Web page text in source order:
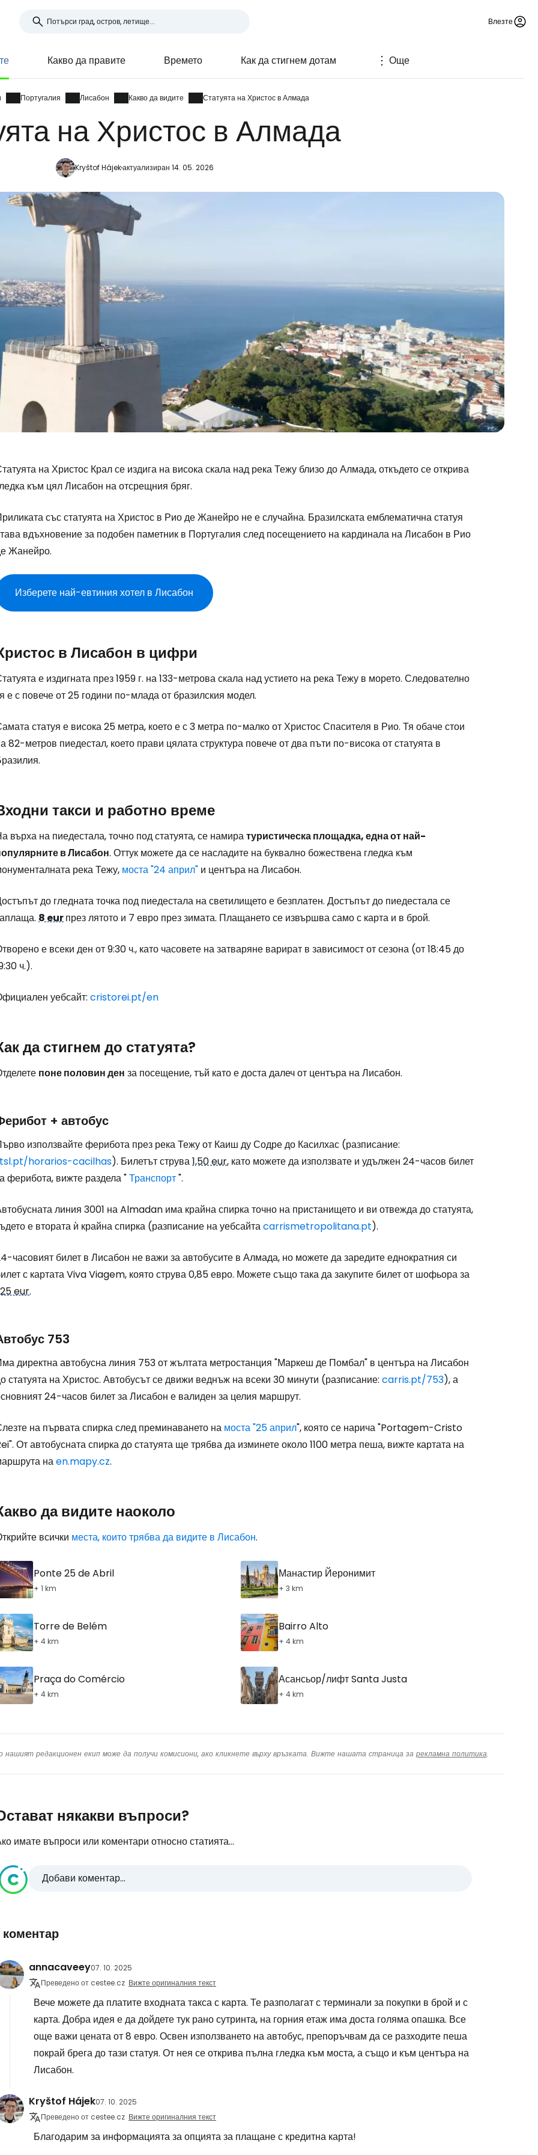
Влезте
Какво да правите Времето Как да стигнем дотам Още
Португалия Лисабон Какво да видите Статуята на Христос в Алмада
на Христос в Алмада
Kryštof Hájekактуализиран 14. 05. 2026
на Христос Крал се издига на висока скала над река Тежу близо до Алмада, откъдето се открива
към цял Лисабон на отсрещния бряг.
със статуята на Христос в Рио де Жанейро не е случайна. Бразилската емблематична статуя
вдъхновение за подобен паметник в Португалия след посещението на кардинала на Лисабон в Рио
Жанейро.
Изберете най-евтиния хотел в Лисабон
в Лисабон в цифри
е издигната през 1959 г. на 133-метрова скала над устието на река Тежу в морето. Следователно
е с повече от 25 години по-млада от бразилския модел.
статуя е висока 25 метра, което е с 3 метра по-малко от Христос Спасителя в Рио. Тя обаче стои
82-метров пиедестал, което прави цялата структура повече от два пъти по-висока от статуята в
такси и работно време
върха на пиедестала, точно под статуята, се намиратуристическа площадка, една от най-
в Лисабон. Оттук можете да се насладите на буквално божествена гледка към
река Тежу, моста "24 април" и центъра на Лисабон.
до гледната точка под пиедестала на светилището е безплатен. Достъпът до пиедестала се
8 eurпрез лятото и 7 евро през зимата. Плащането се извършва само с карта и в брой.
е всеки ден от 9:30 ч., като часовете на затваряне варират в зависимост от сезона (от 18:45 до
ч.).
уебсайт: cristorei.pt/en
да стигнем до статуята?
поне половин ден за посещение, тъй като е доста далеч от центъра на Лисабон.
+ автобус
използвайте ферибота през река Тежу от Каиш ду Содре до Касилхас (разписание:
horarios-cacilhas). Билетът струва1,50 eur, като можете да използвате и удължен 24-часов билет
ферибота, вижте раздела "Транспорт".
линия 3001 на Almadan има крайна спирка точно на пристанището и ви отвежда до статуята,
е втората ѝ крайна спирка (разписание на уебсайтаcarrismetropolitana.pt).
часовият билет в Лисабон не важи за автобусите в Алмада, но можете да заредите еднократния си
с картата Viva Viagem, която струва 0,85 евро. Можете също така да закупите билет от шофьора за
eur.
753
директна автобусна линия 753 от жълтата метростанция "Маркеш де Помбал" в центъра на Лисабон
статуята на Христос. Автобусът се движи веднъж на всеки 30 минути (разписание: carris.pt/753), а
24-часов билет за Лисабон е валиден за целия маршрут.
на първата спирка след преминаването на моста "25 април", която се нарича "Portagem-Cristo
От автобусната спирка до статуята ще трябва да изминете около 1100 метра пеша, вижте картата на
наen.mapy.cz.
да видите наоколо
всички места, които трябва да видите в Лисабон.
Ponte 25 de Abril
+ 1 km
Манастир Йеронимит
+ 3 km
Torre de Belém
+ 4 km
Bairro Alto
+ 4 km
Praça do Comércio
+ 4 km
Асансьор/лифт Santa Justa
+ 4 km
редакционен екип може да получи комисиони, ако кликнете върху връзката. Вижте нашата страница за рекламна политика.
някакви въпроси?
имате въпроси или коментари относно статията...
Добави коментар...
коментар
annacaveey07. 10. 2025
Преведено от cestee.cz Вижте оригиналния текст
Вече можете да платите входната такса с карта. Те разполагат с терминали за покупки в брой и с
карта. Добра идея е да дойдете тук рано сутринта, на горния етаж има доста голяма опашка. Все
още важи цената от 8 евро. Освен използването на автобус, препоръчвам да се разходите пеша
покрай брега до тази статуя. От нея се открива пълна гледка към моста, а също и към центъра на
Лисабон.
Kryštof Hájek07. 10. 2025
Преведено от cestee.cz Вижте оригиналния текст
Благодарим за информацията за опцията за плащане с кредитна карта!
Влезте в Cestee
Продължете с Google